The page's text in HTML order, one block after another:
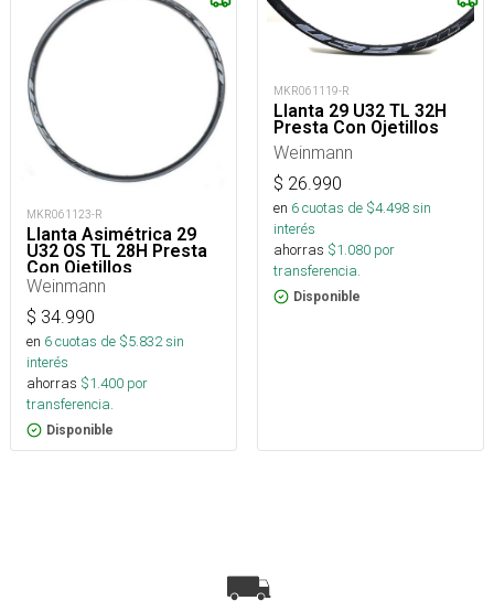
MKR061123-R
Llanta Asimétrica 29
U32 OS TL 28H Presta
Con Ojetillos
Weinmann
$ 34.990
en 6cuotas de $5.832sin
interés
ahorras $1.400 por
transferencia.
Disponible
MKR061119-R
Llanta 29 U32 TL 32H
Presta Con Ojetillos
Weinmann
$ 26.990
en 6cuotas de $4.498sin
interés
ahorras $1.080 por
transferencia.
Disponible